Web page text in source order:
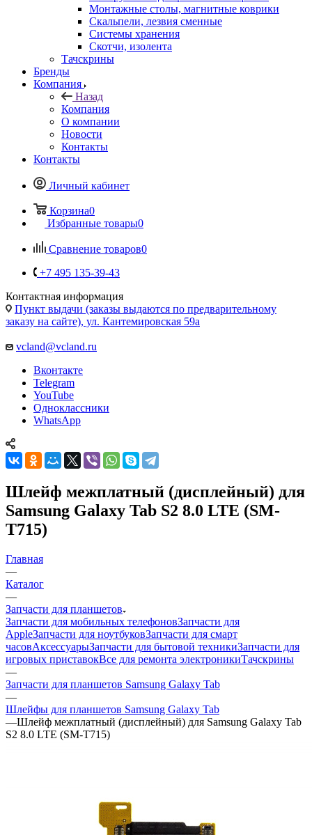
Монтажные столы, магнитные коврики
Скальпели, лезвия сменные
Системы хранения
Скотчи, изолента
Тачскрины
Бренды
Компания
Назад
Компания
О компании
Новости
Контакты
Контакты
Личный кабинет
Корзина0
Избранные товары0
Сравнение товаров0
+7 495 135-39-43
Контактная информация
Пункт выдачи (заказы выдаются по предварительному
заказу на сайте), ул. Кантемировская 59а
vcland@vcland.ru
Вконтакте
Telegram
YouTube
Одноклассники
WhatsApp
Шлейф межплатный (дисплейный) для
Samsung Galaxy Tab S2 8.0 LTE (SM-
T715)
Главная
—
Каталог
—
Запчасти для планшетов
Запчасти для мобильных телефоновЗапчасти для
AppleЗапчасти для ноутбуковЗапчасти для смарт
часовАксессуарыЗапчасти для бытовой техникиЗапчасти для
игровых приставокВсе для ремонта электроникиТачскрины
—
Запчасти для планшетов Samsung Galaxy Tab
—
Шлейфы для планшетов Samsung Galaxy Tab
—Шлейф межплатный (дисплейный) для Samsung Galaxy Tab
S2 8.0 LTE (SM-T715)